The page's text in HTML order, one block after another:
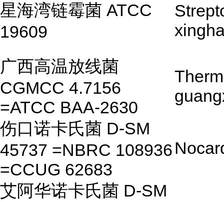
星海湾链霉菌 ATCC
19609
广西高温放线菌
CGMCC 4.7156
=ATCC BAA-2630
伤口诺卡氏菌 D-SM
45737 =NBRC 108936
=CCUG 62683
艾阿华诺卡氏菌 D-SM